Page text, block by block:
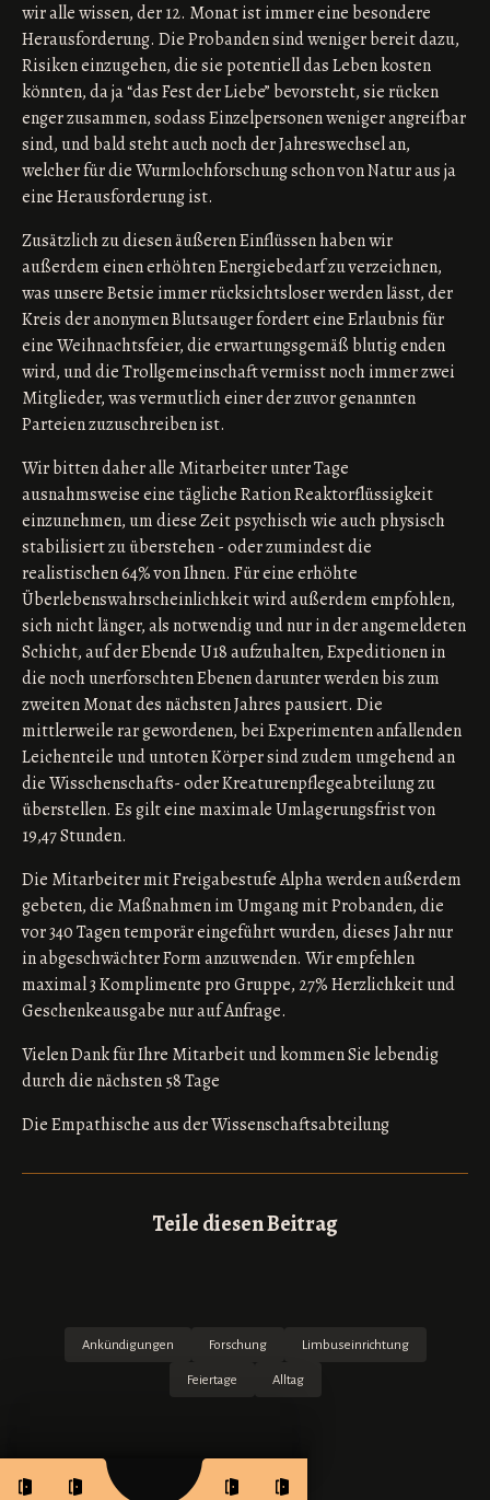
wir alle wissen, der 12. Monat ist immer eine besondere
Herausforderung. Die Probanden sind weniger bereit dazu,
Risiken einzugehen, die sie potentiell das Leben kosten
könnten, da ja “das Fest der Liebe” bevorsteht, sie rücken
enger zusammen, sodass Einzelpersonen weniger angreifbar
sind, und bald steht auch noch der Jahreswechsel an,
welcher für die Wurmlochforschung schon von Natur aus ja
eine Herausforderung ist.
Zusätzlich zu diesen äußeren Einflüssen haben wir
außerdem einen erhöhten Energiebedarf zu verzeichnen,
was unsere Betsie immer rücksichtsloser werden lässt, der
Kreis der anonymen Blutsauger fordert eine Erlaubnis für
eine Weihnachtsfeier, die erwartungsgemäß blutig enden
wird, und die Trollgemeinschaft vermisst noch immer zwei
Mitglieder, was vermutlich einer der zuvor genannten
Parteien zuzuschreiben ist.
Wir bitten daher alle Mitarbeiter unter Tage
ausnahmsweise eine tägliche Ration Reaktorflüssigkeit
einzunehmen, um diese Zeit psychisch wie auch physisch
stabilisiert zu überstehen - oder zumindest die
realistischen 64% von Ihnen. Für eine erhöhte
Überlebenswahrscheinlichkeit wird außerdem empfohlen,
sich nicht länger, als notwendig und nur in der angemeldeten
Schicht, auf der Ebende U18 aufzuhalten, Expeditionen in
die noch unerforschten Ebenen darunter werden bis zum
zweiten Monat des nächsten Jahres pausiert. Die
mittlerweile rar gewordenen, bei Experimenten anfallenden
Leichenteile und untoten Körper sind zudem umgehend an
die Wisschenschafts- oder Kreaturenpflegeabteilung zu
überstellen. Es gilt eine maximale Umlagerungsfrist von
19,47 Stunden.
Die Mitarbeiter mit Freigabestufe Alpha werden außerdem
gebeten, die Maßnahmen im Umgang mit Probanden, die
vor 340 Tagen temporär eingeführt wurden, dieses Jahr nur
in abgeschwächter Form anzuwenden. Wir empfehlen
maximal 3 Komplimente pro Gruppe, 27% Herzlichkeit und
Geschenkeausgabe nur auf Anfrage.
Vielen Dank für Ihre Mitarbeit und kommen Sie lebendig
durch die nächsten 58 Tage
Die Empathische aus der Wissenschaftsabteilung
Teile diesen Beitrag
Ankündigungen Forschung Limbuseinrichtung
Feiertage Alltag